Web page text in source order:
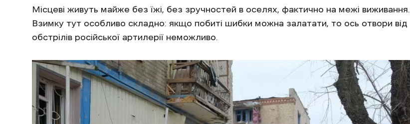
Місцеві живуть майже без їжі, без зручностей в оселях, фактично на межі виживання.
Взимку тут особливо складно: якщо побиті шибки можна залатати, то ось отвори від
обстрілів російської артилерії неможливо.